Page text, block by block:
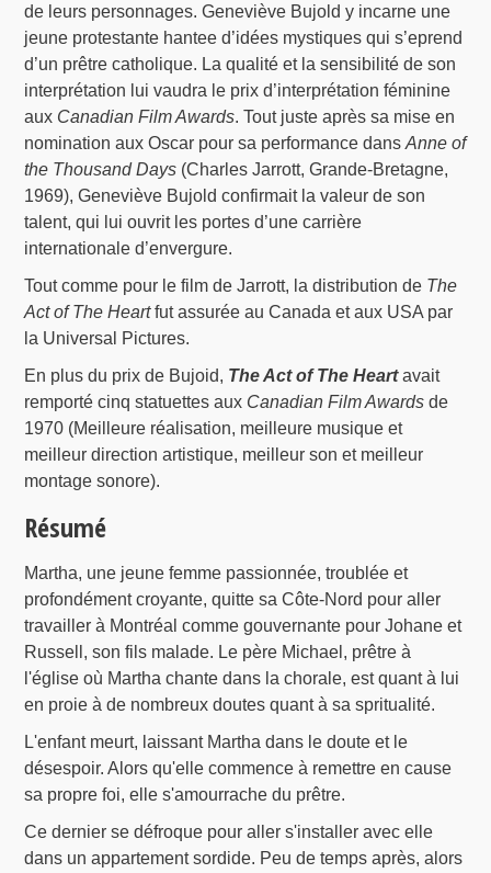
de leurs personnages. Geneviève Bujold y incarne une
jeune protestante hantee d’idées mystiques qui s’eprend
d’un prêtre catholique. La qualité et la sensibilité de son
interprétation lui vaudra le prix d’interprétation féminine
aux Canadian Film Awards. Tout juste après sa mise en
nomination aux Oscar pour sa performance dansAnne of
the Thousand Days (Charles Jarrott, Grande-Bretagne,
1969), Geneviève Bujold confirmait la valeur de son
talent, qui lui ouvrit les portes d’une carrière
internationale d’envergure.
Tout comme pour le film de Jarrott, la distribution de The
Act of The Heartfut assurée au Canada et aux USA par
la Universal Pictures.
En plus du prix de Bujoid, The Act of The Heartavait
remporté cinq statuettes aux Canadian Film Awards de
1970 (Meilleure réalisation, meilleure musique et
meilleur direction artistique, meilleur son et meilleur
montage sonore).
Résumé
Martha, une jeune femme passionnée, troublée et
profondément croyante, quitte sa Côte-Nord pour aller
travailler à Montréal comme gouvernante pour Johane et
Russell, son fils malade. Le père Michael, prêtre à
l'église où Martha chante dans la chorale, est quant à lui
en proie à de nombreux doutes quant à sa spritualité.
L'enfant meurt, laissant Martha dans le doute et le
désespoir. Alors qu'elle commence à remettre en cause
sa propre foi, elle s'amourrache du prêtre.
Ce dernier se défroque pour aller s'installer avec elle
dans un appartement sordide. Peu de temps après, alors